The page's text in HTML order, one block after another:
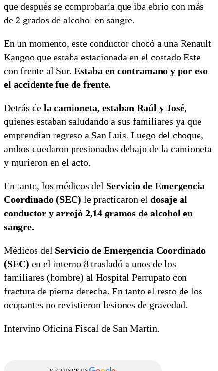
que después se comprobaría que iba ebrio con más
de 2 grados de alcohol en sangre.
En un momento, este conductor chocó a una Renault
Kangoo que estaba estacionada en el costado Este
con frente al Sur. Estaba en contramano y por eso
el accidente fue de frente.
Detrás de la camioneta, estaban Raúl y José,
quienes estaban saludando a sus familiares ya que
emprendían regreso a San Luis. Luego del choque,
ambos quedaron presionados debajo de la camioneta
y murieron en el acto.
En tanto, los médicos del Servicio de Emergencia
Coordinado (SEC) le practicaron el dosaje al
conductor y arrojó 2,14 gramos de alcohol en
sangre.
Médicos del Servicio de Emergencia Coordinado
(SEC) en el interno 8 trasladó a unos de los
familiares (hombre) al Hospital Perrupato con
fractura de pierna derecha. En tanto el resto de los
ocupantes no revistieron lesiones de gravedad.
Intervino Oficina Fiscal de San Martín.